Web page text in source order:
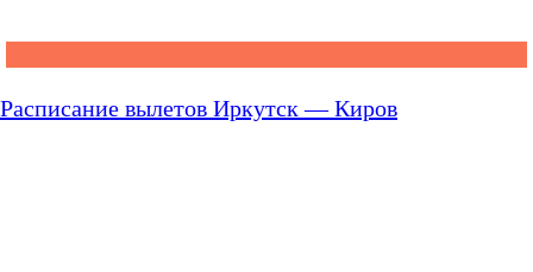
Расписание вылетов Иркутск — Киров